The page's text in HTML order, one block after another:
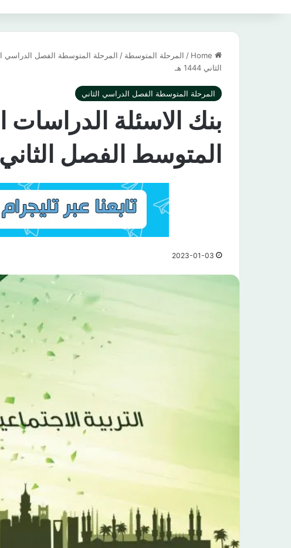
/ المرحلة المتوسطة / المرحلة المتوسطة الفصل الدراسي
الثاني 1444 هـ
المرحلة المتوسطة الفصل الدراسي الثاني
بنك الاسئلة الدراسات
المتوسط الفصل الثاني 1444 هـ
2023-01-03